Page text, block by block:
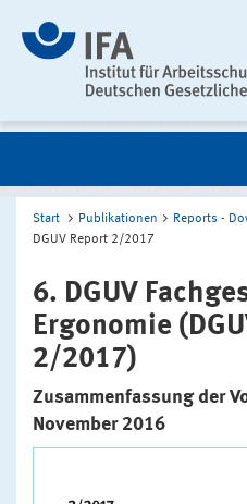
Start Publikationen Reports -
DGUV Report 2/2017
6. DGUV
Ergonomie
2/2017)
Zusammenfassung der
November 2016